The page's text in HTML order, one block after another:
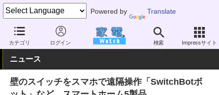
Powered by Translate
カテゴリ ログイン 検索 Impressサイト
家電 Watch エネルギー IoT スマートハウス
ニュース
壁のスイッチをスマホで遠隔操作「SwitchBotボ